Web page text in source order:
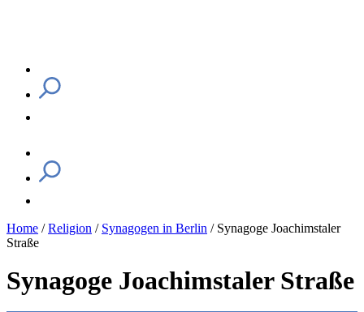
Home /Religion / Synagogen in Berlin / Synagoge Joachimstaler
Straße
Synagoge Joachimstaler Straße